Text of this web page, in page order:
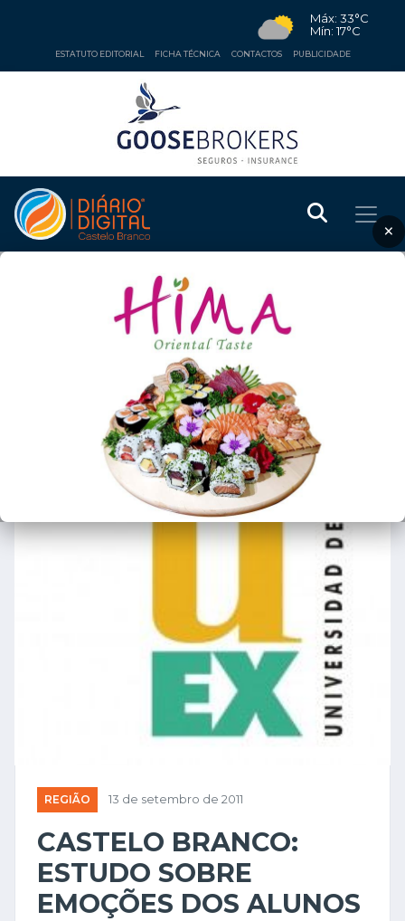
Máx: 33°C
Mín: 17°C
ESTATUTO EDITORIAL FICHA TÉCNICA CONTACTOS PUBLICIDADE
×
REGIÃO 13 de setembro de 2011
CASTELO BRANCO:
ESTUDO SOBRE
EMOÇÕES DOS ALUNOS